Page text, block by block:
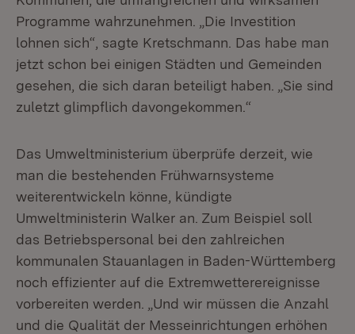
Programme wahrzunehmen. „Die Investition
lohnen sich“, sagte Kretschmann. Das habe man
jetzt schon bei einigen Städten und Gemeinden
gesehen, die sich daran beteiligt haben. „Sie sind
zuletzt glimpflich davongekommen.“
Das Umweltministerium überprüfe derzeit, wie
man die bestehenden Frühwarnsysteme
weiterentwickeln könne, kündigte
Umweltministerin Walker an. Zum Beispiel soll
das Betriebspersonal bei den zahlreichen
kommunalen Stauanlagen in Baden-Württemberg
noch effizienter auf die Extremwetterereignisse
vorbereiten werden. „Und wir müssen die Anzahl
und die Qualität der Messeinrichtungen erhöhen